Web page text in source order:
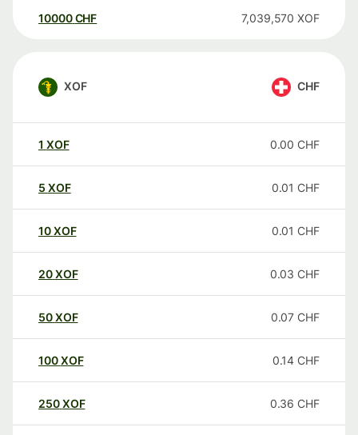
10000 CHF 7,039,570 XOF
XOF CHF
1 XOF 0.00 CHF
5 XOF 0.01 CHF
10XOF 0.01 CHF
20XOF 0.03 CHF
50XOF 0.07 CHF
100XOF 0.14 CHF
250XOF 0.36 CHF